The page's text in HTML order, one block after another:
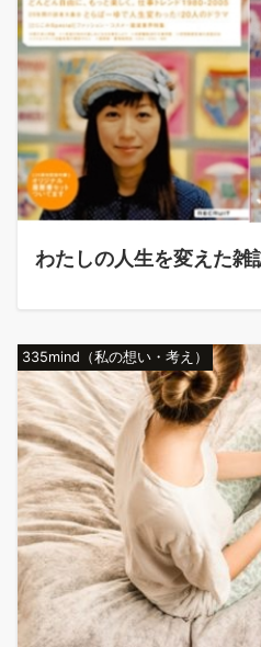
わたしの人生を変えた雑
335mind（私の想い・考え）